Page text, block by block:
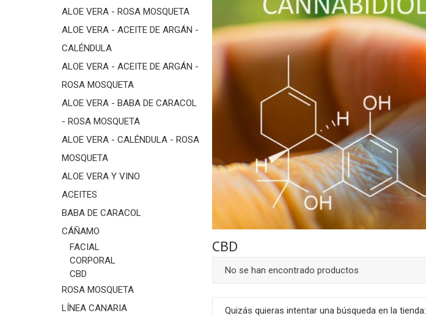
ALOE VERA - ROSA MOSQUETA
ALOE VERA - ACEITE DE ARGÁN -
CALÉNDULA
ALOE VERA - ACEITE DE ARGÁN -
ROSA MOSQUETA
ALOE VERA - BABA DE CARACOL
- ROSA MOSQUETA
ALOE VERA - CALÉNDULA - ROSA
MOSQUETA
ALOE VERA Y VINO
ACEITES
BABA DE CARACOL
CÁÑAMO
FACIAL
CORPORAL
CBD
ROSA MOSQUETA
LÍNEA CANARIA
CBD
No se han encontrado productos
Quizás quieras intentar una búsqueda en la tienda: